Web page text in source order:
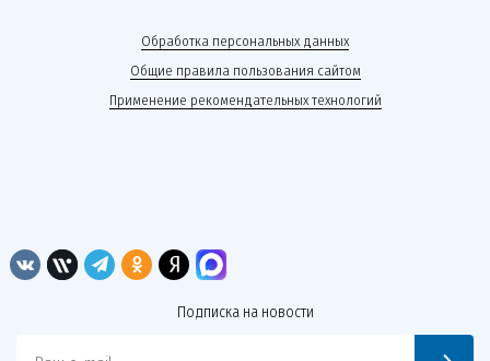
Обработка персональных данных
Общие правила пользования сайтом
Применение рекомендательных технологий
Подписка на новости